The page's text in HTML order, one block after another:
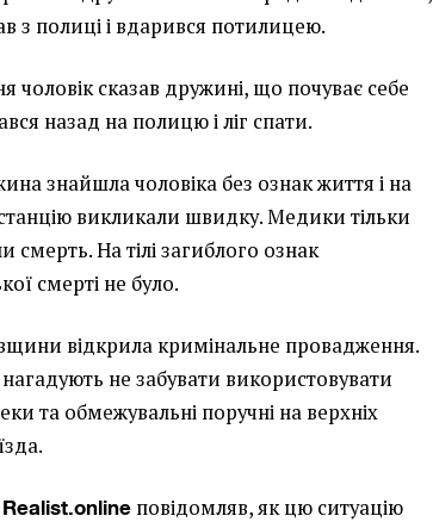
з полиці і вдарився потилицею.
чоловік сказав дружині, що почуває себе
назад на полицю і ліг спати.
знайшла чоловіка без ознак життя і на
викликали швидку. Медики тільки
смерть. На тілі загиблого ознак
смерті не було.
відкрила кримінальне провадження.
не забувати використовувати
та обмежувальні поручні на верхніх
Realist.online повідомляв, як цю ситуацію